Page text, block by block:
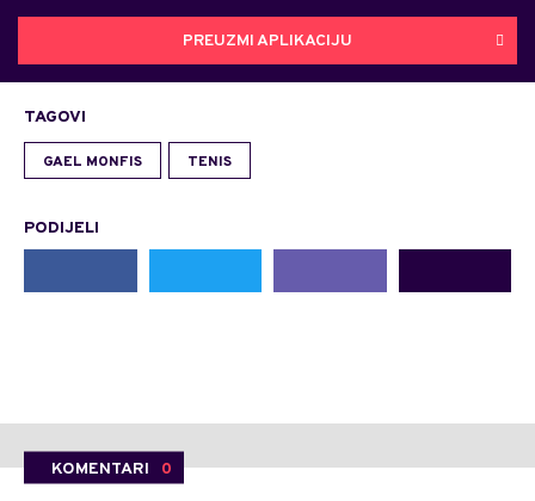
PREUZMI APLIKACIJU
TAGOVI
GAEL MONFIS TENIS
PODIJELI
KOMENTARI 0